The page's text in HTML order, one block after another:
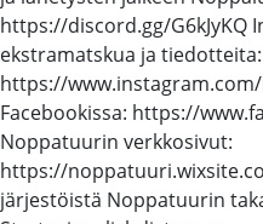
https://discord.gg/G6kJyKQ
ekstramatskua ja tiedotteita:
https://
Facebookissa: https://
Noppatuurin verkkosivut:
https://
järjestöistä Noppatuurin